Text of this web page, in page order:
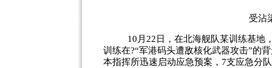
受沾
10月22日，在北海舰队某训练基地
训练在?“军港码头遭敌核化武器攻击”的
本指挥所迅速启动应急预案，7支应急分